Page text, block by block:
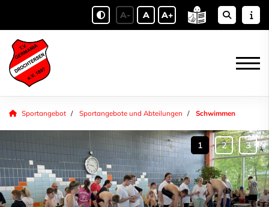
A- A A+
Sportangebot Sportangebote und Abteilungen Schwimmen